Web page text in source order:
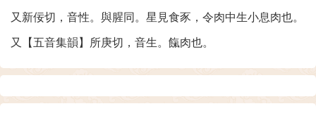
又新佞切，音性。與腥同。星見食豕，令肉中生小息肉也。
又【五音集韻】所庚切，音生。餼肉也。